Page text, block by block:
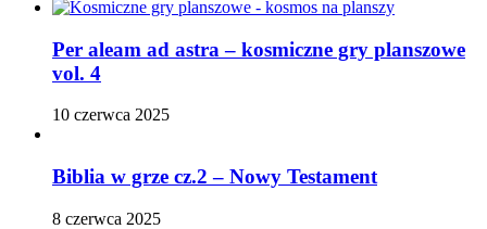
Per aleam ad astra – kosmiczne gry planszowe
vol. 4
10 czerwca 2025
Biblia w grze cz.2 – Nowy Testament
8 czerwca 2025